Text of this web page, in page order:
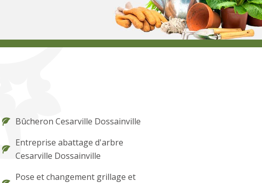
Bûcheron Cesarville Dossainville
Entreprise abattage d'arbre
Cesarville Dossainville
Pose et changement grillage et